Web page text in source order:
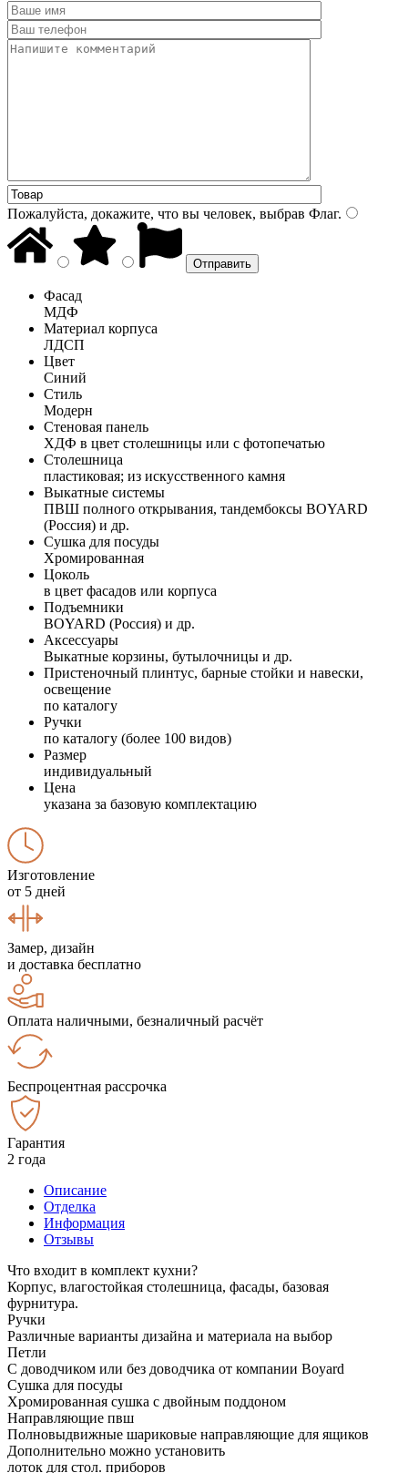
Пожалуйста, докажите, что вы человек, выбрав Флаг.
Фасад
МДФ
Материал корпуса
ЛДСП
Цвет
Синий
Стиль
Модерн
Стеновая панель
ХДФ в цвет столешницы или с фотопечатью
Столешница
пластиковая; из искусственного камня
Выкатные системы
ПВШ полного открывания, тандембоксы BOYARD
(Россия) и др.
Сушка для посуды
Хромированная
Цоколь
в цвет фасадов или корпуса
Подъемники
BOYARD (Россия) и др.
Аксессуары
Выкатные корзины, бутылочницы и др.
Пристеночный плинтус, барные стойки и навески,
освещение
по каталогу
Ручки
по каталогу (более 100 видов)
Размер
индивидуальный
Цена
указана за базовую комплектацию
Изготовление
от 5 дней
Замер, дизайн
и доставка бесплатно
Оплата наличными, безналичный расчёт
Беспроцентная рассрочка
Гарантия
2 года
Описание
Отделка
Информация
Отзывы
Что входит в комплект кухни?
Корпус, влагостойкая столешница, фасады, базовая
фурнитура.
Ручки
Различные варианты дизайна и материала на выбор
Петли
С доводчиком или без доводчика от компании Boyard
Сушка для посуды
Хромированная сушка с двойным поддоном
Направляющие пвш
Полновыдвижные шариковые направляющие для ящиков
Дополнительно можно установить
лоток для стол. приборов